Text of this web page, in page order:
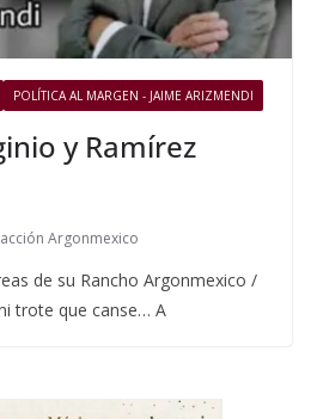
POLÍTICA AL MARGEN - JAIME ARIZMENDI
y Ramírez
Argonmexico
de su Rancho Argonmexico /
trote que canse… A